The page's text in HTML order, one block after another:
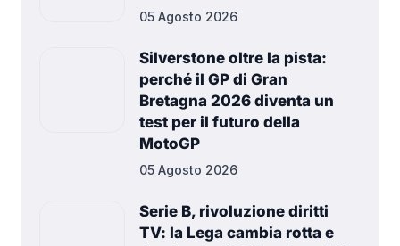
05 Agosto 2026
Silverstone oltre la pista:
perché il GP di Gran
Bretagna 2026 diventa un
test per il futuro della
MotoGP
05 Agosto 2026
Serie B, rivoluzione diritti
TV: la Lega cambia rotta e